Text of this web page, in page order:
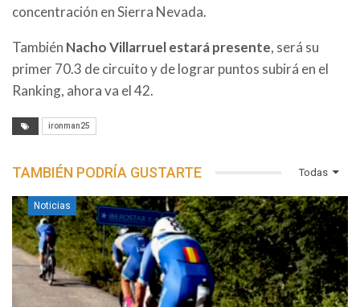
concentración en Sierra Nevada.
También Nacho Villarruel estará presente, será su
primer 70.3 de circuito y de lograr puntos subirá en el
Ranking, ahora va el 42.
ironman25
Todas
TAMBIÉN PODRÍA GUSTARTE
Noticias